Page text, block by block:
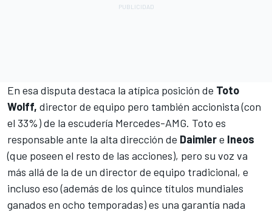
En esa disputa destaca la atípica posición de Toto
Wolff, director de equipo pero también accionista (con
el 33%) de la escudería Mercedes-AMG. Toto es
responsable ante la alta dirección de Daimlere Ineos
(que poseen el resto de las acciones), pero su voz va
más allá de la de un director de equipo tradicional, e
incluso eso (además de los quince títulos mundiales
ganados en ocho temporadas) es una garantía nada